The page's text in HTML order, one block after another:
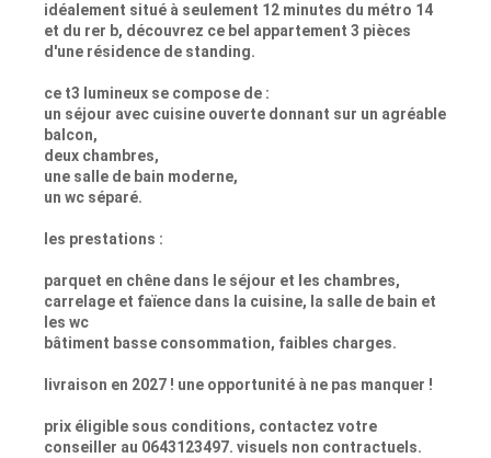
idéalement situé à seulement 12 minutes du métro 14
et du rer b, découvrez ce bel appartement 3 pièces
d'une résidence de standing.
ce t3 lumineux se compose de :
un séjour avec cuisine ouverte donnant sur un agréable
balcon,
deux chambres,
une salle de bain moderne,
un wc séparé.
les prestations :
parquet en chêne dans le séjour et les chambres,
carrelage et faïence dans la cuisine, la salle de bain et
les wc
bâtiment basse consommation, faibles charges.
livraison en 2027 ! une opportunité à ne pas manquer !
prix éligible sous conditions, contactez votre
conseiller au 0643123497. visuels non contractuels.